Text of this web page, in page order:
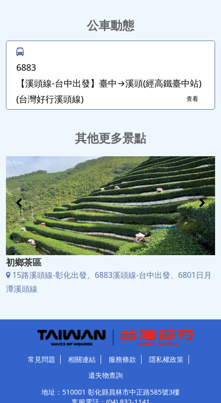
公車動態
6883
【溪頭線-台中出發】臺中→溪頭(經高鐵臺中站)
(台灣好行溪頭線)
查看
其他更多景點
初鄉茶區
15路溪頭線-彰化出發、6883溪頭線-台中出發、6801日月
潭溪頭線
常見問題 相關連結 服務條款
隱私權政策
遺失物查詢
地址：510001 彰化縣員林市中正路585號3樓